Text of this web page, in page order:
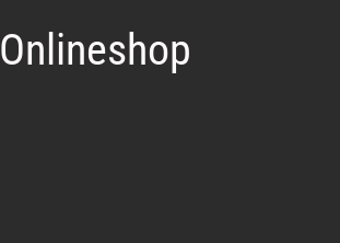
Onlineshop